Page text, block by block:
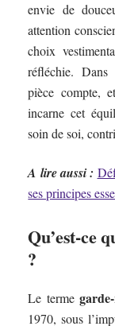
envie de
attention
choix
réfléchie. Dans
pièce compte,
incarne cet
soin de soi,
A lire aussi :
ses principes
Qu’est-ce
?
Le terme
1970, sous